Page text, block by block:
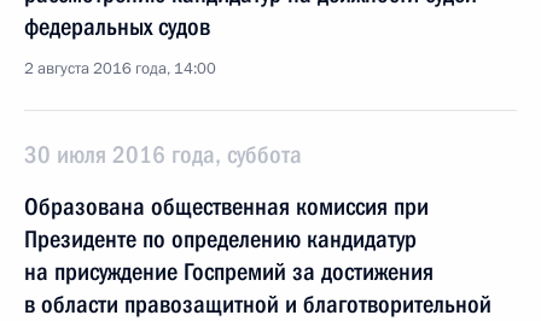
федеральных судов
2 августа 2016 года, 14:00
30 июля 2016 года, суббота
Образована общественная комиссия при
Президенте по определению кандидатур
на присуждение Госпремий за достижения
в области правозащитной и благотворительной